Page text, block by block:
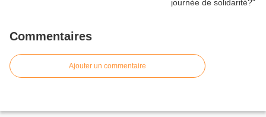
Commentaires
Ajouter un commentaire